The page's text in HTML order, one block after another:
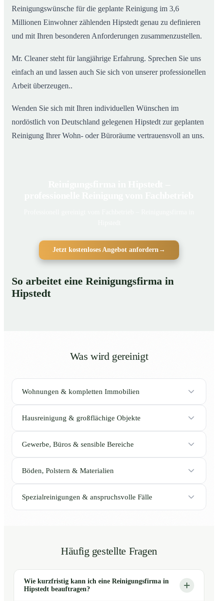
Reinigungswünsche für die geplante Reinigung im 3,6
Millionen Einwohner zählenden Hipstedt genau zu definieren
und mit Ihren besonderen Anforderungen zusammenzustellen.
Mr. Cleaner steht für langjährige Erfahrung. Sprechen Sie uns
einfach an und lassen auch Sie sich von unserer professionellen
Arbeit überzeugen..
Wenden Sie sich mit Ihren individuellen Wünschen im
nordöstlich von Deutschland gelegenen Hipstedt zur geplanten
Reinigung Ihrer Wohn- oder Büroräume vertrauensvoll an uns.
Jetzt kostenloses Angebot anfordern→
So arbeitet eine Reinigungsfirma in
Hipstedt
Was wird gereinigt
Wohnungen & kompletten Immobilien
Hausreinigung & großflächige Objekte
Gewerbe, Büros & sensible Bereiche
Böden, Polstern & Materialien
Spezialreinigungen & anspruchsvolle Fälle
Häufig gestellte Fragen
Wie kurzfristig kann ich eine Reinigungsfirma in
Hipstedt beauftragen?